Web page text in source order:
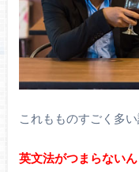
これもものすごく多い
英文法がつまらないん